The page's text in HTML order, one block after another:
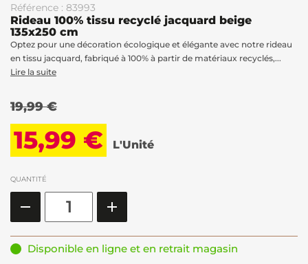
Référence : 83993
Rideau 100% tissu recyclé jacquard beige
135x250 cm
Optez pour une décoration écologique et élégante avec notre rideau
en tissu jacquard, fabriqué à 100% à partir de matériaux recyclés,...
Lire la suite
19,99 €
15,99 € L'Unité
QUANTITÉ
Disponible en ligne et en retrait magasin